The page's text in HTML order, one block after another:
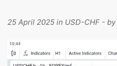
25 April 2025 in USD-CHF - by